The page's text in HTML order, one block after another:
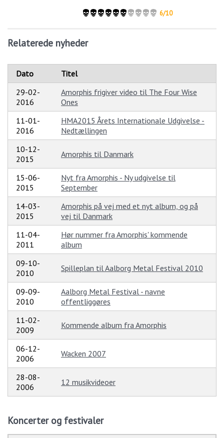
6/10
Relaterede nyheder
Dato
Titel
29-02-
2016
Amorphis frigiver video til The Four Wise
Ones
11-01-
2016
HMA2015 Årets Internationale Udgivelse -
Nedtællingen
10-12-
2015
Amorphis til Danmark
15-06-
2015
Nyt fra Amorphis - Ny udgivelse til
September
14-03-
2015
Amorphis på vej med et nyt album, og på
vej til Danmark
11-04-
2011
Hør nummer fra Amorphis' kommende
album
09-10-
2010
Spilleplan til Aalborg Metal Festival 2010
09-09-
2010
Aalborg Metal Festival - navne
offentliggøres
11-02-
2009
Kommende album fra Amorphis
06-12-
2006
Wacken 2007
28-08-
2006
12 musikvideoer
Koncerter og festivaler